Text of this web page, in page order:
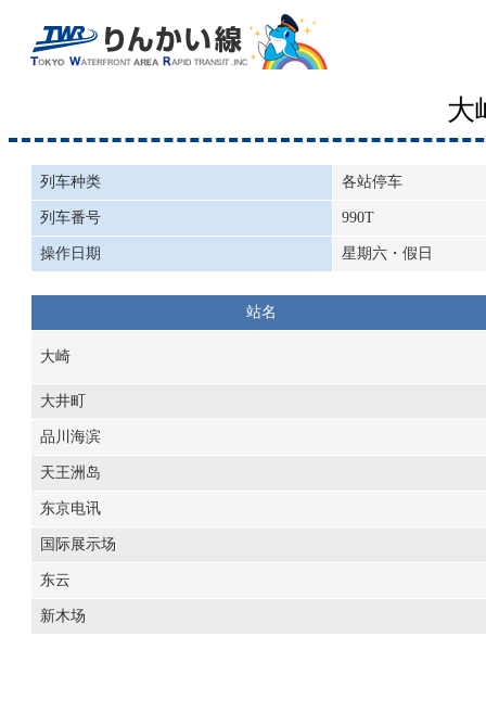
大
列车种类 各站停车
列车番号 990T
操作日期 星期六・假日
站名
大崎
大井町
品川海滨
天王洲岛
东京电讯
国际展示场
东云
新木场